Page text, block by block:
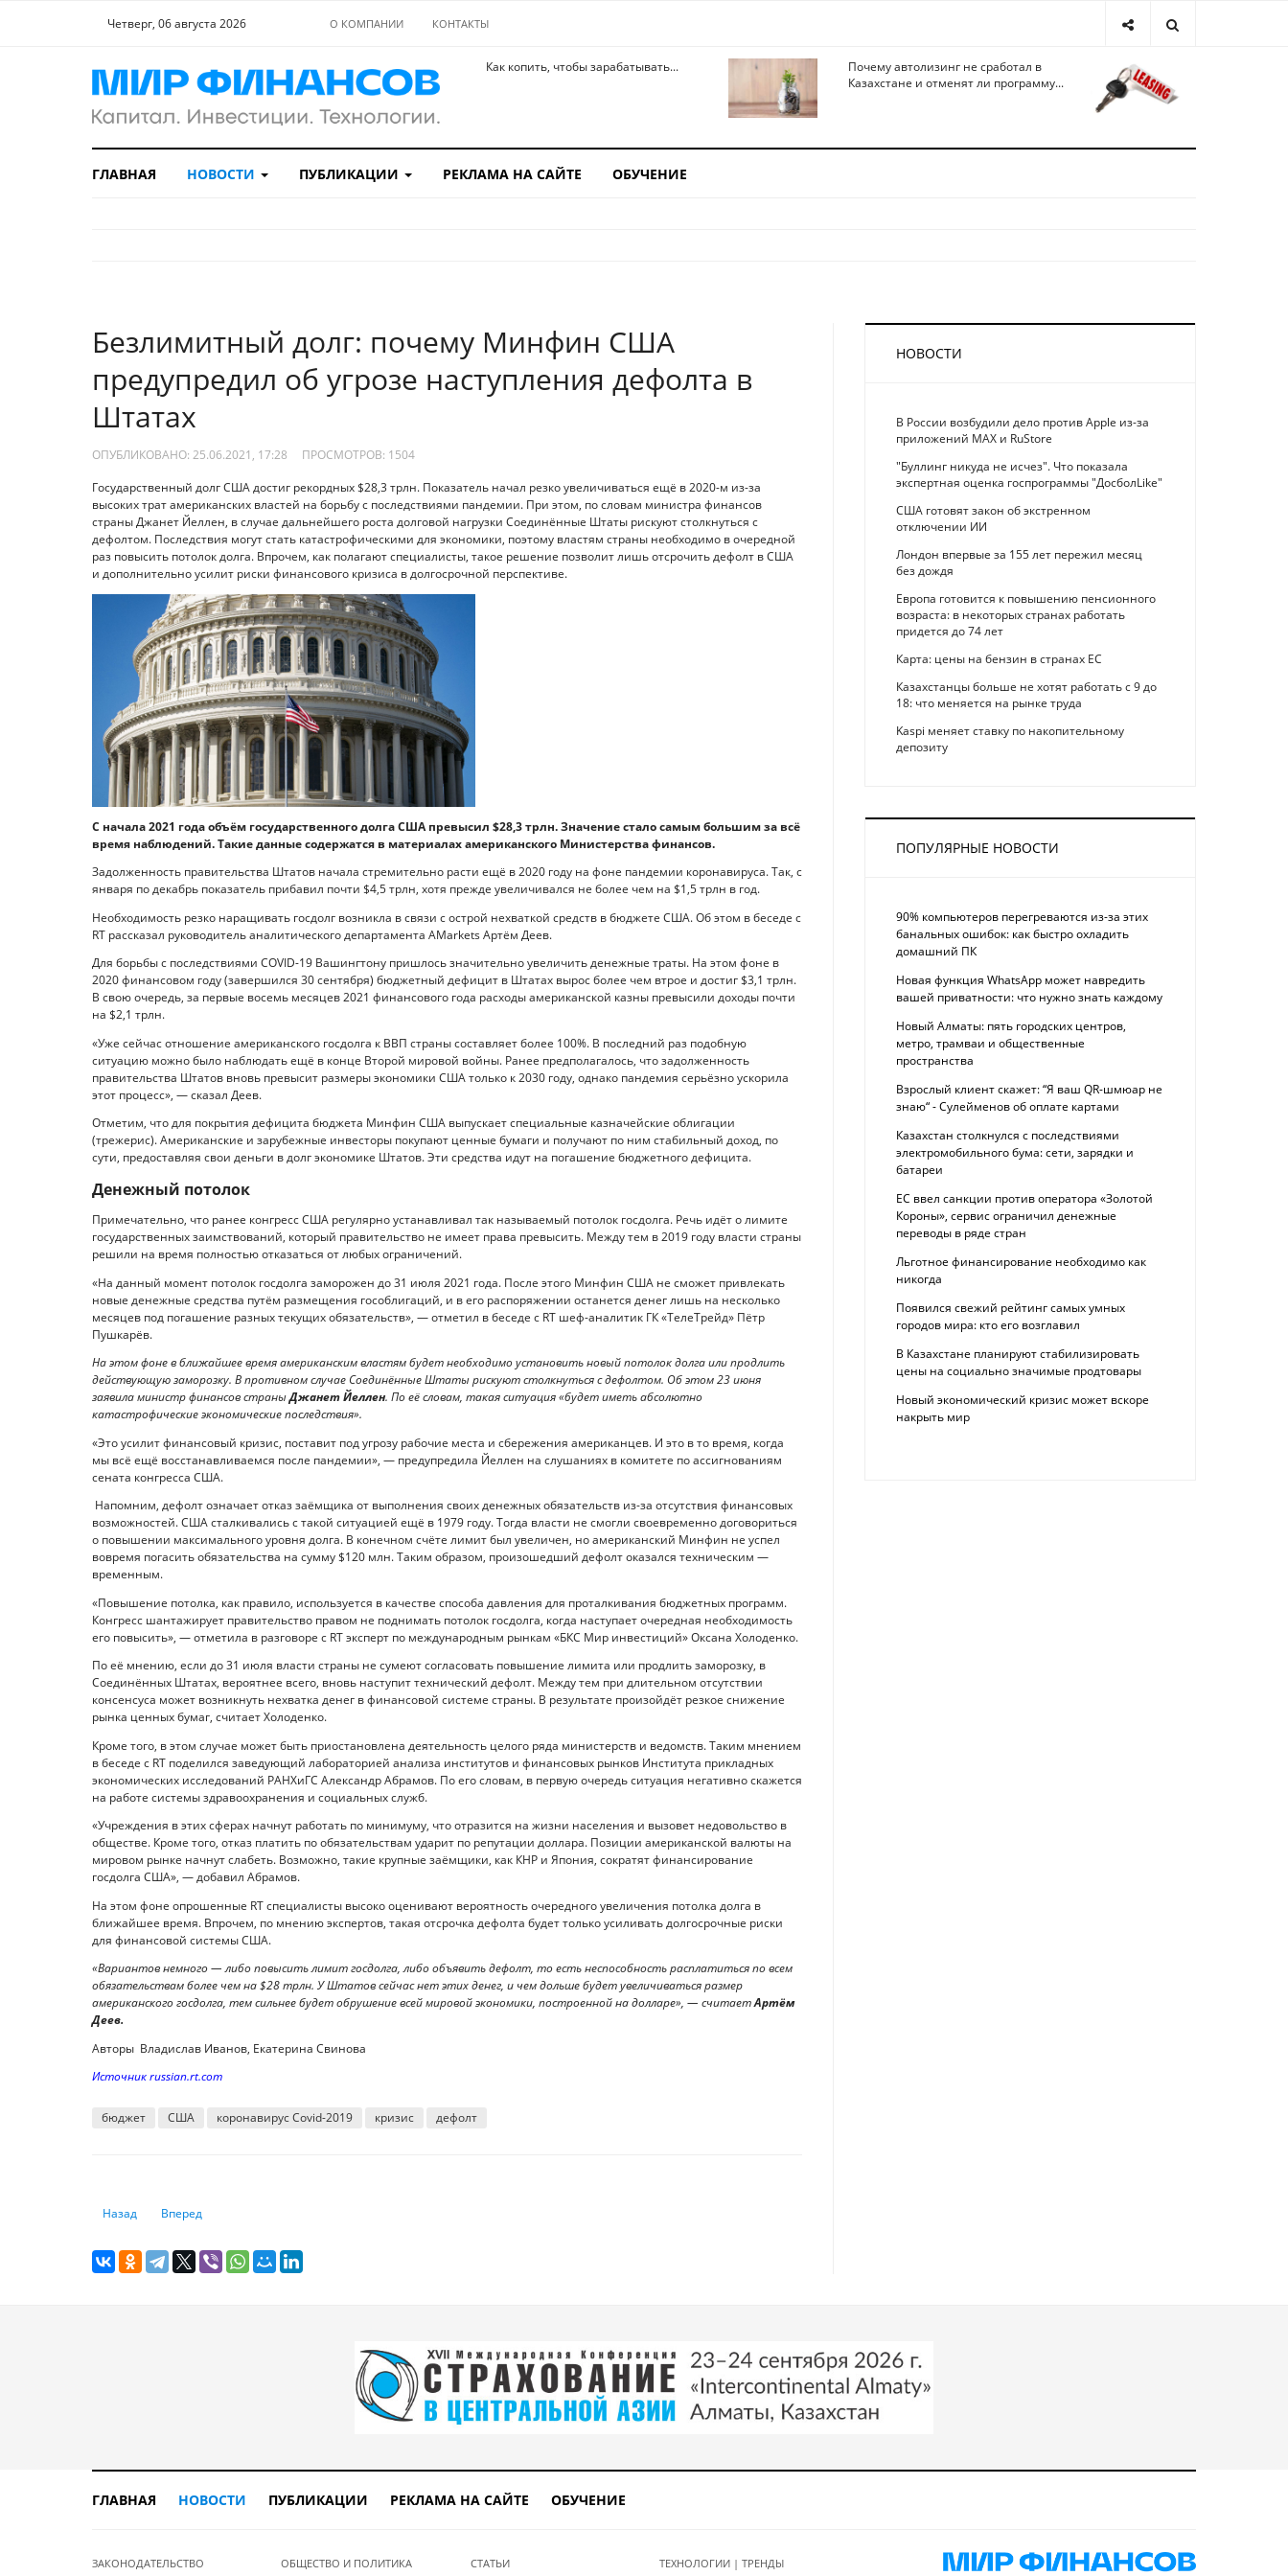
Четверг, 06 августа 2026 О КОМПАНИИ КОНТАКТЫ
Как копить, чтобы зарабатывать...
Почему автолизинг не сработал в
Казахстане и отменят ли программу...
ГЛАВНАЯ НОВОСТИ ПУБЛИКАЦИИ РЕКЛАМА НА САЙТЕ ОБУЧЕНИЕ
Безлимитный долг: почему Минфин США
предупредил об угрозе наступления дефолта в
Штатах
ОПУБЛИКОВАНО: 25.06.2021, 17:28 ПРОСМОТРОВ: 1504
Государственный долг США достиг рекордных $28,3 трлн. Показатель начал резко увеличиваться ещё в 2020-м из-за
высоких трат американских властей на борьбу с последствиями пандемии. При этом, по словам министра финансов
страны Джанет Йеллен, в случае дальнейшего роста долговой нагрузки Соединённые Штаты рискуют столкнуться с
дефолтом. Последствия могут стать катастрофическими для экономики, поэтому властям страны необходимо в очередной
раз повысить потолок долга. Впрочем, как полагают специалисты, такое решение позволит лишь отсрочить дефолт в США
и дополнительно усилит риски финансового кризиса в долгосрочной перспективе.
С начала 2021 года объём государственного долга США превысил $28,3 трлн. Значение стало самым большим за всё
время наблюдений. Такие данные содержатся в материалах американского Министерства финансов.
Задолженность правительства Штатов начала стремительно расти ещё в 2020 году на фоне пандемии коронавируса. Так, с
января по декабрь показатель прибавил почти $4,5 трлн, хотя прежде увеличивался не более чем на $1,5 трлн в год.
Необходимость резко наращивать госдолг возникла в связи с острой нехваткой средств в бюджете США. Об этом в беседе с
RT рассказал руководитель аналитического департамента AMarkets Артём Деев.
Для борьбы с последствиями COVID-19 Вашингтону пришлось значительно увеличить денежные траты. На этом фоне в
2020 финансовом году (завершился 30 сентября) бюджетный дефицит в Штатах вырос более чем втрое и достиг $3,1 трлн.
В свою очередь, за первые восемь месяцев 2021 финансового года расходы американской казны превысили доходы почти
на $2,1 трлн.
«Уже сейчас отношение американского госдолга к ВВП страны составляет более 100%. В последний раз подобную
ситуацию можно было наблюдать ещё в конце Второй мировой войны. Ранее предполагалось, что задолженность
правительства Штатов вновь превысит размеры экономики США только к 2030 году, однако пандемия серьёзно ускорила
этот процесс», — сказал Деев.
Отметим, что для покрытия дефицита бюджета Минфин США выпускает специальные казначейские облигации
(трежерис). Американские и зарубежные инвесторы покупают ценные бумаги и получают по ним стабильный доход, по
сути, предоставляя свои деньги в долг экономике Штатов. Эти средства идут на погашение бюджетного дефицита.
Денежный потолок
Примечательно, что ранее конгресс США регулярно устанавливал так называемый потолок госдолга. Речь идёт о лимите
государственных заимствований, который правительство не имеет права превысить. Между тем в 2019 году власти страны
решили на время полностью отказаться от любых ограничений.
«На данный момент потолок госдолга заморожен до 31 июля 2021 года. После этого Минфин США не сможет привлекать
новые денежные средства путём размещения гособлигаций, и в его распоряжении останется денег лишь на несколько
месяцев под погашение разных текущих обязательств», — отметил в беседе с RT шеф-аналитик ГК «ТелеТрейд» Пётр
Пушкарёв.
На этом фоне в ближайшее время американским властям будет необходимо установить новый потолок долга или продлить
действующую заморозку. В противном случае Соединённые Штаты рискуют столкнуться с дефолтом. Об этом 23 июня
заявила министр финансов страныДжанет Йеллен. По её словам, такая ситуация «будет иметь абсолютно
катастрофические экономические последствия».
«Это усилит финансовый кризис, поставит под угрозу рабочие места и сбережения американцев. И это в то время, когда
мы всё ещё восстанавливаемся после пандемии», — предупредила Йеллен на слушаниях в комитете по ассигнованиям
сената конгресса США.
Напомним, дефолт означает отказ заёмщика от выполнения своих денежных обязательств из-за отсутствия финансовых
возможностей. США сталкивались с такой ситуацией ещё в 1979 году. Тогда власти не смогли своевременно договориться
о повышении максимального уровня долга. В конечном счёте лимит был увеличен, но американский Минфин не успел
вовремя погасить обязательства на сумму $120 млн. Таким образом, произошедший дефолт оказался техническим —
временным.
«Повышение потолка, как правило, используется в качестве способа давления для проталкивания бюджетных программ.
Конгресс шантажирует правительство правом не поднимать потолок госдолга, когда наступает очередная необходимость
его повысить», — отметила в разговоре с RT эксперт по международным рынкам «БКС Мир инвестиций» Оксана Холоденко.
По её мнению, если до 31 июля власти страны не сумеют согласовать повышение лимита или продлить заморозку, в
Соединённых Штатах, вероятнее всего, вновь наступит технический дефолт. Между тем при длительном отсутствии
консенсуса может возникнуть нехватка денег в финансовой системе страны. В результате произойдёт резкое снижение
рынка ценных бумаг, считает Холоденко.
Кроме того, в этом случае может быть приостановлена деятельность целого ряда министерств и ведомств. Таким мнением
в беседе с RT поделился заведующий лабораторией анализа институтов и финансовых рынков Института прикладных
экономических исследований РАНХиГС Александр Абрамов. По его словам, в первую очередь ситуация негативно скажется
на работе системы здравоохранения и социальных служб.
«Учреждения в этих сферах начнут работать по минимуму, что отразится на жизни населения и вызовет недовольство в
обществе. Кроме того, отказ платить по обязательствам ударит по репутации доллара. Позиции американской валюты на
мировом рынке начнут слабеть. Возможно, такие крупные заёмщики, как КНР и Япония, сократят финансирование
госдолга США», — добавил Абрамов.
На этом фоне опрошенные RT специалисты высоко оценивают вероятность очередного увеличения потолка долга в
ближайшее время. Впрочем, по мнению экспертов, такая отсрочка дефолта будет только усиливать долгосрочные риски
для финансовой системы США.
«Вариантов немного — либо повысить лимит госдолга, либо объявить дефолт, то есть неспособность расплатиться по всем
обязательствам более чем на $28 трлн. У Штатов сейчас нет этих денег, и чем дольше будет увеличиваться размер
американского госдолга, тем сильнее будет обрушение всей мировой экономики, построенной на долларе», — считаетАртём
Деев.
Авторы Владислав Иванов, Екатерина Свинова
Источник russian.rt.com
бюджет США коронавирус Covid-2019 кризис дефолт
Предыдущий: Совокупные капиталы японцев превысили рекордную сумму в 17,5 трлн долларов
Назад Следующий: С 2026 года все новые модели Audi будут электромобилями
Вперед
НОВОСТИ
В России возбудили дело против Apple из-за
приложений MAX и RuStore
"Буллинг никуда не исчез". Что показала
экспертная оценка госпрограммы "ДосболLike"
США готовят закон об экстренном
отключении ИИ
Лондон впервые за 155 лет пережил месяц
без дождя
Европа готовится к повышению пенсионного
возраста: в некоторых странах работать
придется до 74 лет
Карта: цены на бензин в странах ЕС
Казахстанцы больше не хотят работать с 9 до
18: что меняется на рынке труда
Kaspi меняет ставку по накопительному
депозиту
ПОПУЛЯРНЫЕ НОВОСТИ
90% компьютеров перегреваются из-за этих
банальных ошибок: как быстро охладить
домашний ПК
Новая функция WhatsApp может навредить
вашей приватности: что нужно знать каждому
Новый Алматы: пять городских центров,
метро, трамваи и общественные
пространства
Взрослый клиент скажет: “Я ваш QR-шмюар не
знаю“ - Сулейменов об оплате картами
Казахстан столкнулся с последствиями
электромобильного бума: сети, зарядки и
батареи
ЕС ввел санкции против оператора «Золотой
Короны», сервис ограничил денежные
переводы в ряде стран
Льготное финансирование необходимо как
никогда
Появился свежий рейтинг самых умных
городов мира: кто его возглавил
В Казахстане планируют стабилизировать
цены на социально значимые продтовары
Новый экономический кризис может вскоре
накрыть мир
ГЛАВНАЯ НОВОСТИ ПУБЛИКАЦИИ РЕКЛАМА НА САЙТЕ ОБУЧЕНИЕ
ЗАКОНОДАТЕЛЬСТВО ОБЩЕСТВО И ПОЛИТИКА СТАТЬИ ТЕХНОЛОГИИ | ТРЕНДЫ